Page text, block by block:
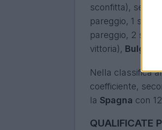
sconfitta),
pareggio, 1
pareggio, 2
vittoria), Bulgaria
Nella classifica
coefficiente,
la Spagna con
QUALIFICATE